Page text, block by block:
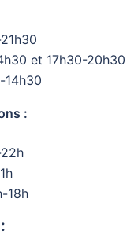
et 17h30-20h30
14h30
:
18h